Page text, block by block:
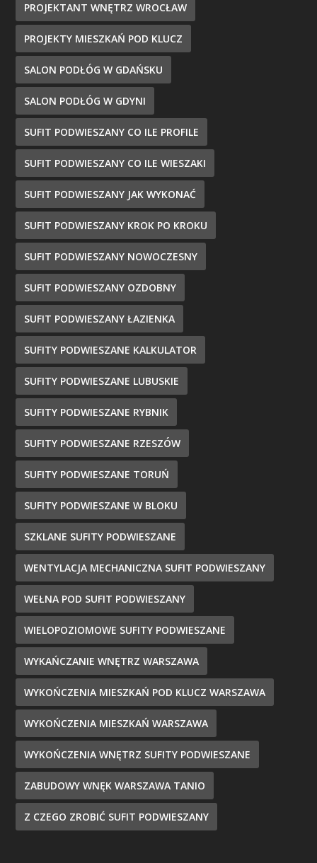
PROJEKTANT WNĘTRZ WROCŁAW
PROJEKTY MIESZKAŃ POD KLUCZ
SALON PODŁÓG W GDAŃSKU
SALON PODŁÓG W GDYNI
SUFIT PODWIESZANY CO ILE PROFILE
SUFIT PODWIESZANY CO ILE WIESZAKI
SUFIT PODWIESZANY JAK WYKONAĆ
SUFIT PODWIESZANY KROK PO KROKU
SUFIT PODWIESZANY NOWOCZESNY
SUFIT PODWIESZANY OZDOBNY
SUFIT PODWIESZANY ŁAZIENKA
SUFITY PODWIESZANE KALKULATOR
SUFITY PODWIESZANE LUBUSKIE
SUFITY PODWIESZANE RYBNIK
SUFITY PODWIESZANE RZESZÓW
SUFITY PODWIESZANE TORUŃ
SUFITY PODWIESZANE W BLOKU
SZKLANE SUFITY PODWIESZANE
WENTYLACJA MECHANICZNA SUFIT PODWIESZANY
WEŁNA POD SUFIT PODWIESZANY
WIELOPOZIOMOWE SUFITY PODWIESZANE
WYKAŃCZANIE WNĘTRZ WARSZAWA
WYKOŃCZENIA MIESZKAŃ POD KLUCZ WARSZAWA
WYKOŃCZENIA MIESZKAŃ WARSZAWA
WYKOŃCZENIA WNĘTRZ SUFITY PODWIESZANE
ZABUDOWY WNĘK WARSZAWA TANIO
Z CZEGO ZROBIĆ SUFIT PODWIESZANY